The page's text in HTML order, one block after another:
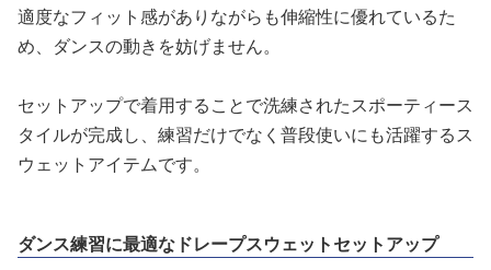
適度なフィット感がありながらも伸縮性に優れているた
め、ダンスの動きを妨げません。
セットアップで着用することで洗練されたスポーティース
タイルが完成し、練習だけでなく普段使いにも活躍するス
ウェットアイテムです。
ダンス練習に最適なドレープスウェットセットアップ